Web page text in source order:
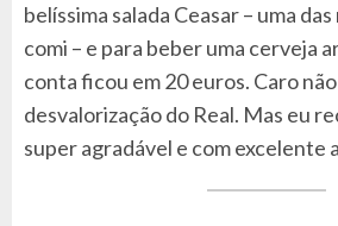
belíssima salada Ceasar – uma
comi – e para beber uma cerveja
conta ficou em 20 euros. Caro
desvalorização do Real. Mas eu
super agradável e com excelente